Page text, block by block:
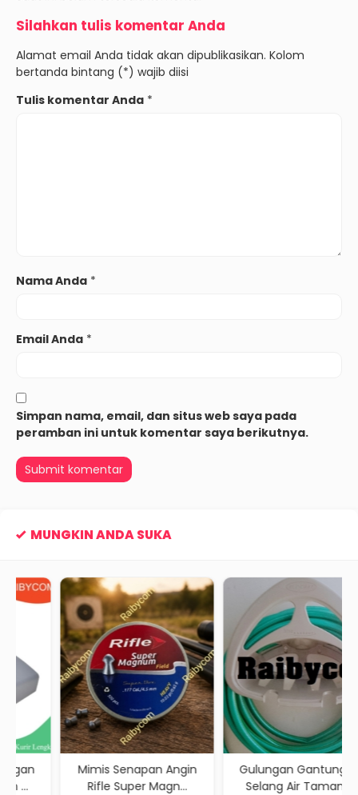
Silahkan tulis komentar Anda
Alamat email Anda tidak akan dipublikasikan. Kolom
bertanda bintang (*) wajib diisi
Tulis komentar Anda *
Nama Anda *
Email Anda *
Simpan nama, email, dan situs web saya pada
peramban ini untuk komentar saya berikutnya.
MUNGKIN ANDA SUKA
Mimis Senapan Angin
Rifle Super Magn...
Gulungan Gantungan
Selang Air Taman ...